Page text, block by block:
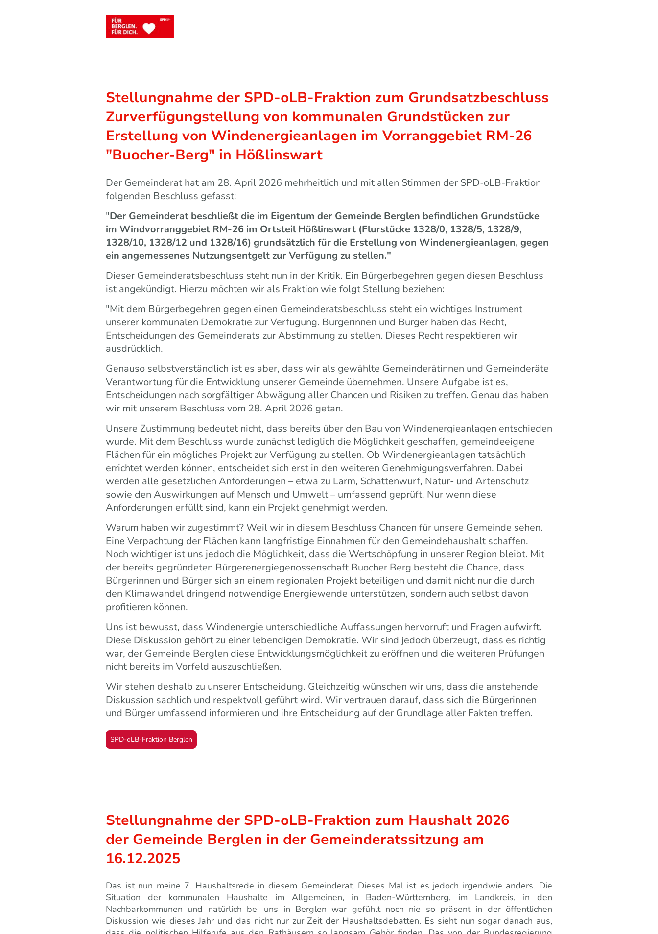
Stellungnahme der SPD-oLB-Fraktion zum Grundsatzbeschluss
Zurverfügungstellung von kommunalen Grundstücken zur
Erstellung von Windenergieanlagen im Vorranggebiet RM-26
"Buocher-Berg" in Hößlinswart
Der Gemeinderat hat am 28. April 2026 mehrheitlich und mit allen Stimmen der SPD-oLB-Fraktion
folgenden Beschluss gefasst:
"Der Gemeinderat beschließt die im Eigentum der Gemeinde Berglen befindlichen Grundstücke
im Windvorranggebiet RM-26 im Ortsteil Hößlinswart (Flurstücke 1328/0, 1328/5, 1328/9,
1328/10, 1328/12 und 1328/16) grundsätzlich für die Erstellung von Windenergieanlagen, gegen
ein angemessenes Nutzungsentgelt zur Verfügung zu stellen."
Dieser Gemeinderatsbeschluss steht nun in der Kritik. Ein Bürgerbegehren gegen diesen Beschluss
ist angekündigt. Hierzu möchten wir als Fraktion wie folgt Stellung beziehen:
"Mit dem Bürgerbegehren gegen einen Gemeinderatsbeschluss steht ein wichtiges Instrument
unserer kommunalen Demokratie zur Verfügung. Bürgerinnen und Bürger haben das Recht,
Entscheidungen des Gemeinderats zur Abstimmung zu stellen. Dieses Recht respektieren wir
ausdrücklich.
Genauso selbstverständlich ist es aber, dass wir als gewählte Gemeinderätinnen und Gemeinderäte
Verantwortung für die Entwicklung unserer Gemeinde übernehmen. Unsere Aufgabe ist es,
Entscheidungen nach sorgfältiger Abwägung aller Chancen und Risiken zu treffen. Genau das haben
wir mit unserem Beschluss vom 28. April 2026 getan.
Unsere Zustimmung bedeutet nicht, dass bereits über den Bau von Windenergieanlagen entschieden
wurde. Mit dem Beschluss wurde zunächst lediglich die Möglichkeit geschaffen, gemeindeeigene
Flächen für ein mögliches Projekt zur Verfügung zu stellen. Ob Windenergieanlagen tatsächlich
errichtet werden können, entscheidet sich erst in den weiteren Genehmigungsverfahren. Dabei
werden alle gesetzlichen Anforderungen – etwa zu Lärm, Schattenwurf, Natur- und Artenschutz
sowie den Auswirkungen auf Mensch und Umwelt – umfassend geprüft. Nur wenn diese
Anforderungen erfüllt sind, kann ein Projekt genehmigt werden.
Warum haben wir zugestimmt? Weil wir in diesem Beschluss Chancen für unsere Gemeinde sehen.
Eine Verpachtung der Flächen kann langfristige Einnahmen für den Gemeindehaushalt schaffen.
Noch wichtiger ist uns jedoch die Möglichkeit, dass die Wertschöpfung in unserer Region bleibt. Mit
der bereits gegründeten Bürgerenergiegenossenschaft Buocher Berg besteht die Chance, dass
Bürgerinnen und Bürger sich an einem regionalen Projekt beteiligen und damit nicht nur die durch
den Klimawandel dringend notwendige Energiewende unterstützen, sondern auch selbst davon
profitieren können.
Uns ist bewusst, dass Windenergie unterschiedliche Auffassungen hervorruft und Fragen aufwirft.
Diese Diskussion gehört zu einer lebendigen Demokratie. Wir sind jedoch überzeugt, dass es richtig
war, der Gemeinde Berglen diese Entwicklungsmöglichkeit zu eröffnen und die weiteren Prüfungen
nicht bereits im Vorfeld auszuschließen.
Wir stehen deshalb zu unserer Entscheidung. Gleichzeitig wünschen wir uns, dass die anstehende
Diskussion sachlich und respektvoll geführt wird. Wir vertrauen darauf, dass sich die Bürgerinnen
und Bürger umfassend informieren und ihre Entscheidung auf der Grundlage aller Fakten treffen.
SPD-oLB-Fraktion Berglen
Stellungnahme der SPD-oLB-Fraktion zum Haushalt 2026
der Gemeinde Berglen in der Gemeinderatssitzung am
16.12.2025
Das ist nun meine 7. Haushaltsrede in diesem Gemeinderat. Dieses Mal ist es jedoch irgendwie anders. Die
Situation der kommunalen Haushalte im Allgemeinen, in Baden-Württemberg, im Landkreis, in den
Nachbarkommunen und natürlich bei uns in Berglen war gefühlt noch nie so präsent in der öffentlichen
Diskussion wie dieses Jahr und das nicht nur zur Zeit der Haushaltsdebatten. Es sieht nun sogar danach aus,